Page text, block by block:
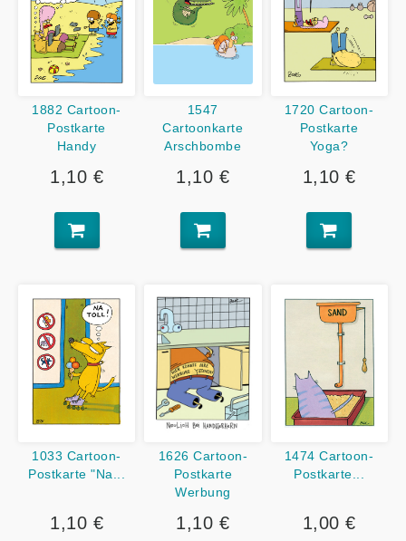
1882 Cartoon-
Postkarte
Handy
1,10 €
1547
Cartoonkarte
Arschbombe
1,10 €
1720 Cartoon-
Postkarte
Yoga?
1,10 €
1033 Cartoon-
Postkarte "Na...
1,10 €
1626 Cartoon-
Postkarte
Werbung
1,10 €
1474 Cartoon-
Postkarte...
1,00 €